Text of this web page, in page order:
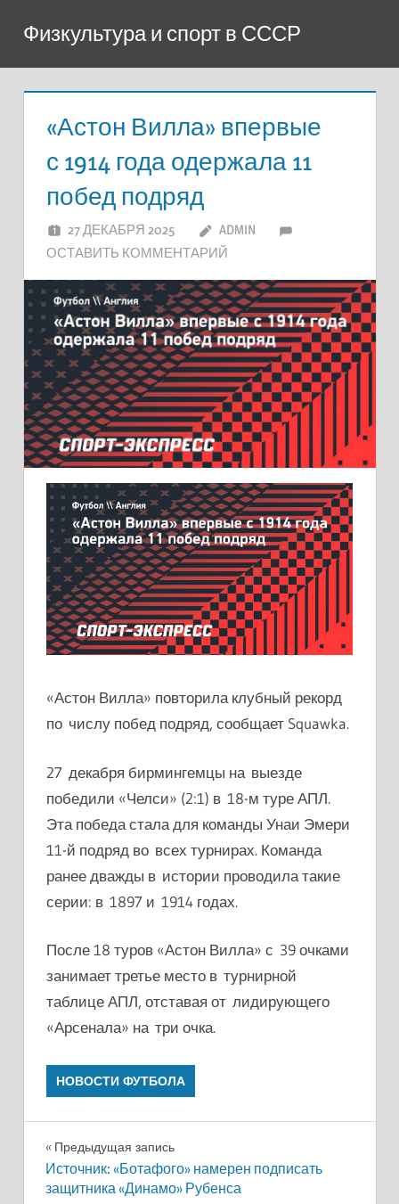
содержимому
Физкультура и спорт в СССР
«Астон Вилла» впервые
с 1914 года одержала 11
побед подряд
27 ДЕКАБРЯ 2025
ADMIN
ОСТАВИТЬ КОММЕНТАРИЙ
«Астон Вилла» повторила клубный рекорд
по числу побед подряд, сообщает Squawka.
27 декабря бирмингемцы на выезде
победили «Челси» (2:1) в 18-м туре АПЛ.
Эта победа стала для команды Унаи Эмери
11-й подряд во всех турнирах. Команда
ранее дважды в истории проводила такие
серии: в 1897 и 1914 годах.
После 18 туров «Астон Вилла» с 39 очками
занимает третье место в турнирной
таблице АПЛ, отставая от лидирующего
«Арсенала» на три очка.
НОВОСТИ ФУТБОЛА
Навигация
по
Предыдущая запись
Источник: «Ботафого» намерен подписать
защитника «Динамо» Рубенса